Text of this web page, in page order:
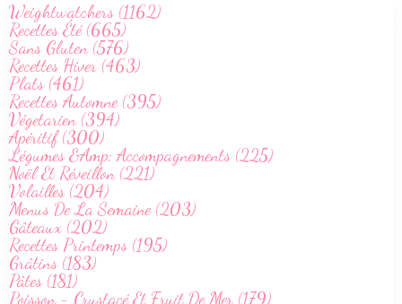
Weightwatchers (1162)
Recettes Été (665)
Sans Gluten (576)
Recettes Hiver (463)
Plats (461)
Recettes Automne (395)
Végetarien (394)
Apéritif (300)
Légumes &Amp; Accompagnements (225)
Noël Et Réveillon (221)
Volailles (204)
Menus De La Semaine (203)
Gâteaux (202)
Recettes Printemps (195)
Grâtins (183)
Pâtes (181)
Poisson - Crustacé Et Fruit De Mer (179)